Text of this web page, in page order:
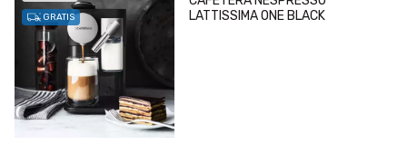
GRATIS
LATTISSIMA ONE BLACK